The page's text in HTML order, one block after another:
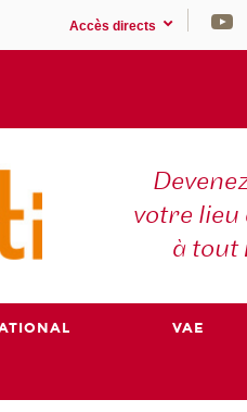
Accès directs
votre lieu
à tout
VAE